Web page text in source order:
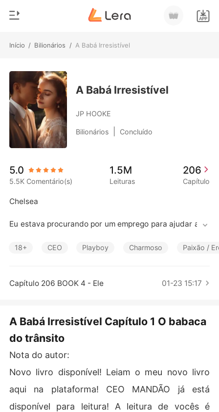
Início / Bilionários / A Babá Irresistível
Loja
Histórico
Sair
Baixar App
Gênero
Moderno
Lobisomem
Contos
Bilionários
Contos Curtos
A Babá Irresistível
JP HOOKE
Bilionários Concluído
5.0
5.5K Comentário(s)
1.5M
Leituras
206
Capítulo
Chelsea
Eu estava procurando por um emprego para ajudar a mi
ga, mas mal podia esperar que o cara que me contratou
Oh, Deus... aquele homem mexe comigo, e eu sei que é e
- Porra... não me olhe assim. - Ele resmungou.
Eu continuei parada, sem reação.
Eu estava paralisada e os músculos entre as minhas per
nas latejavam incessantemente. Eu podia sentir a excit
O meu chefe sabia que eu estava excitada.
Droga!
18+ CEO Playboy Charmoso Paixão /
Capítulo 206 BOOK 4 - Ele 01-23 15:17
A Babá Irresistível Capítulo 1 O babaca
do trânsito
Nota do autor:
Novo livro disponível! Leiam o meu novo livro
aqui na plataforma! CEO MANDÃO já está
disponível para leitura! A leitura de vocês é